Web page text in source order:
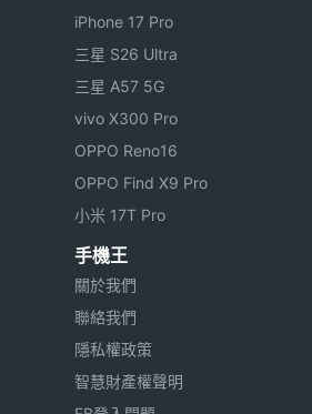
KitKat 作業系統
801, 2.3GHz 四核
萬畫素相機和雙 LED 閃光
兼容前置鏡頭
針 / 陀螺儀和加速器 / Qi 兼容
質音訊編碼技術 / NFC 支援包
置的安全組件
Fi 802.11 a,b,g,n,ac inc 無線網
Go 技術
存空間
iPhone 17 Pro
三星 S26 Ultra
三星 A57 5G
vivo X300 Pro
OPPO Reno16
OPPO Find X9 Pro
小米 17T Pro
手機王
關於我們
聯絡我們
隱私權政策
智慧財產權聲明